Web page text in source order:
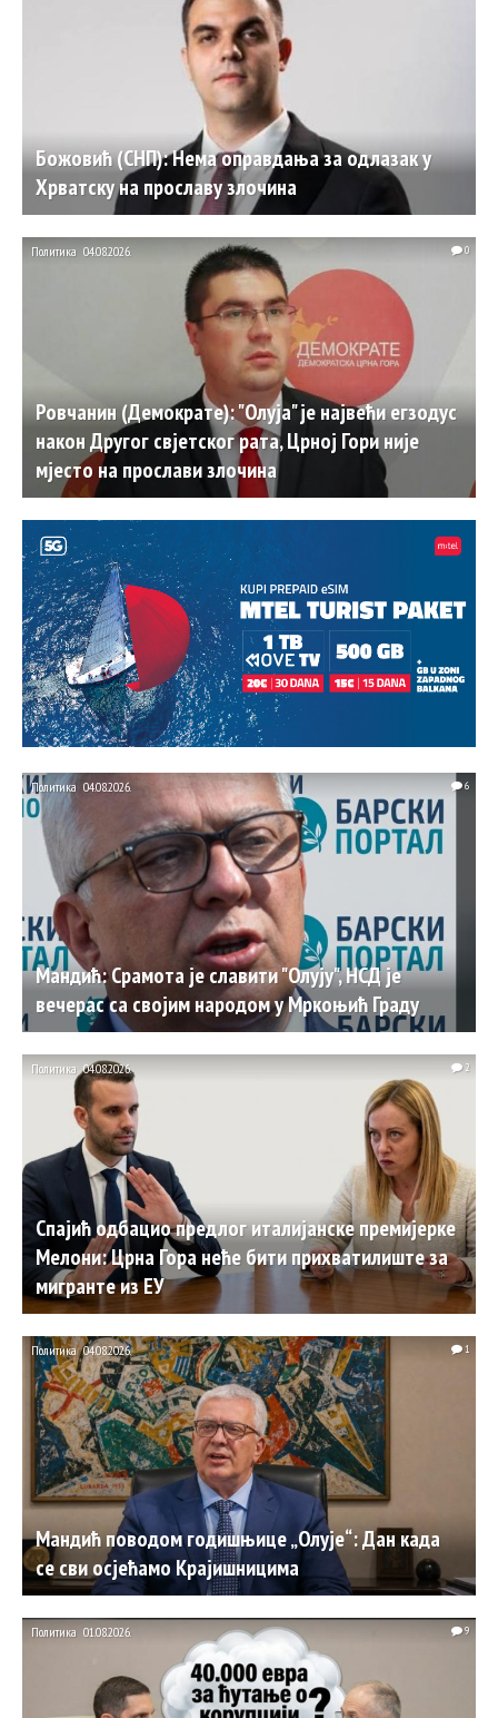
Божовић (СНП): Нема оправдања за одлазак у
Хрватску на прославу злочина
Ровчанин (Демократе): "Олуја" је највећи егзодус
након Другог свјетског рата, Црној Гори није
мјесто на прослави злочина
Политика 04.08.2026. 0
Мандић: Срамота је славити "Олују", НСД је
вечерас са својим народом у Мркоњић Граду
Политика 04.08.2026. 6
Спајић одбацио предлог италијанске премијерке
Мелони: Црна Гора неће бити прихватилиште за
мигранте из ЕУ
Политика 04.08.2026. 2
Мандић поводом годишњице „Олује“: Дан када
се сви осјећамо Крајишницима
Политика 04.08.2026. 1
Политика 01.08.2026. 9